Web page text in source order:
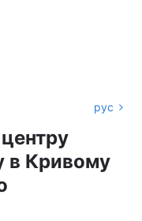
рус
в Кривому